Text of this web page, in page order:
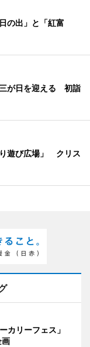
の出」と「紅富
が日を迎える 初詣
遊び広場」 クリス
カリーフェス」